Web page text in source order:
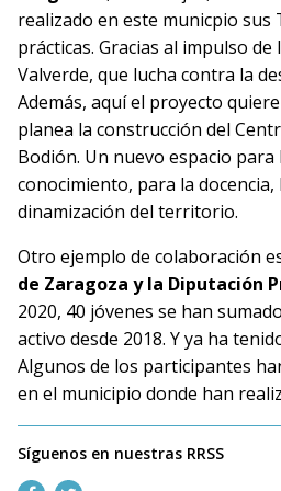
realizado en este municpio sus
prácticas. Gracias al impulso
Valverde, que lucha contra la
Además, aquí el proyecto
planea la construcción del
Bodión. Un nuevo espacio para
conocimiento, para la docencia,
dinamización del territorio.
Otro ejemplo de colaboración
de Zaragoza y la Diputación
2020, 40 jóvenes se han
activo desde 2018. Y ya ha
Algunos de los participantes
en el municipio donde han
Síguenos en nuestras RRSS